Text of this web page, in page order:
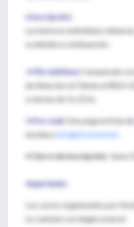
♦ Inscripción:
La misma es individual y
se detalla a continuación:
⇒ Por teléfono: Comunicate
de Atención al Cliente al 0810-
a viernes de 9 a 22 hs.
⇒ Por mail: Descargá la ficha
enviala ainfo@intramed.net
Cierre de inscripción: lunes
Importante:
Los cursos organizados por
no cuentan con ningún arancel.